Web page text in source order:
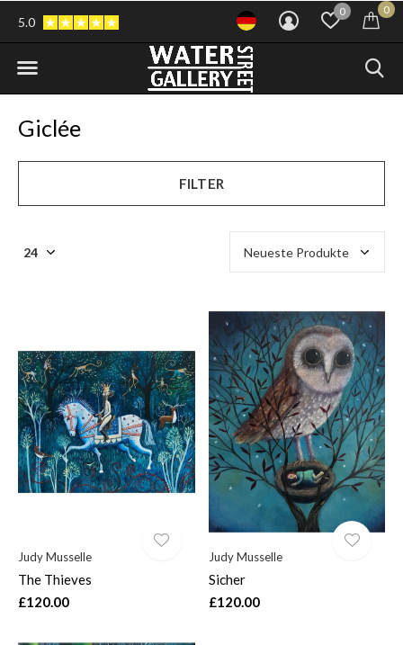
0 0
5.0
Giclée
FILTER
Judy Musselle
The Thieves
£120.00
Judy Musselle
Sicher
£120.00